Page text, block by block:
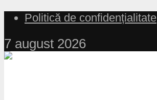
Politică de confidențialitate
7 august 2026